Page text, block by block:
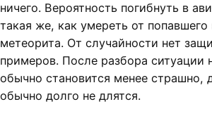
ничего. Вероятность погибнуть в
такая же, как умереть от попавшего
метеорита. От случайности нет
примеров. После разбора ситуации
обычно становится менее страшно,
обычно долго не длятся.